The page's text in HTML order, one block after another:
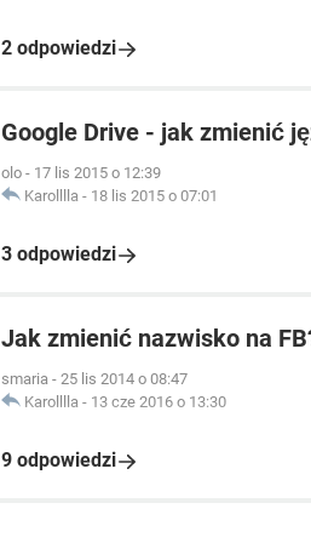
2 odpowiedzi
Google Drive - jak zmienić
olo - 17 lis 2015 o 12:39
Karolllla - 18 lis 2015 o 07:01
3 odpowiedzi
Jak zmienić nazwisko na
smaria - 25 lis 2014 o 08:47
Karolllla - 13 cze 2016 o 13:30
9 odpowiedzi